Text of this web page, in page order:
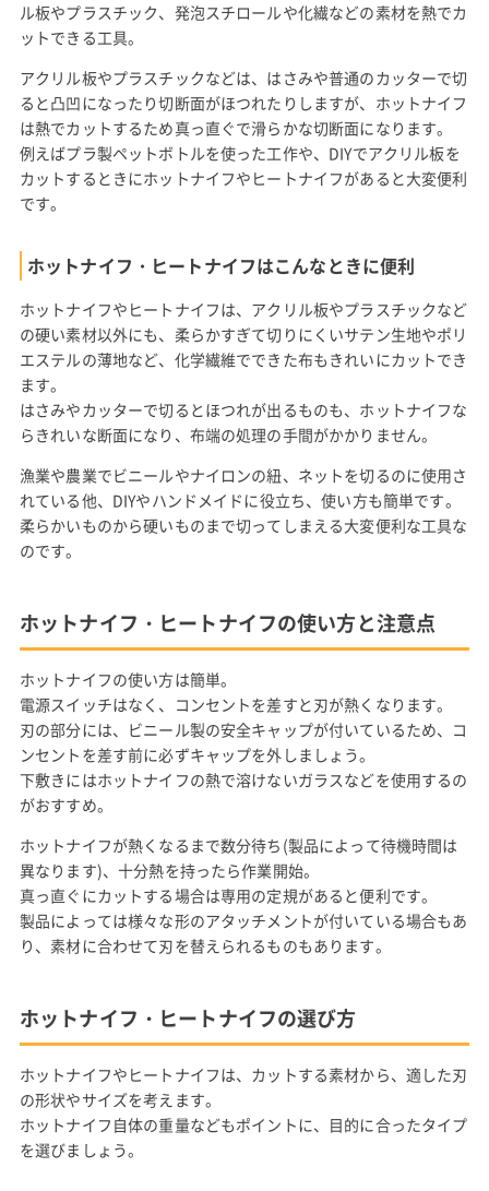
ル板やプラスチック、発泡スチロールや化繊などの素材を熱でカ
ットできる工具。
アクリル板やプラスチックなどは、はさみや普通のカッターで切
ると凸凹になったり切断面がほつれたりしますが、ホットナイフ
は熱でカットするため真っ直ぐで滑らかな切断面になります。
例えばプラ製ペットボトルを使った工作や、DIYでアクリル板を
カットするときにホットナイフやヒートナイフがあると大変便利
です。
ホットナイフ・ヒートナイフはこんなときに便利
ホットナイフやヒートナイフは、アクリル板やプラスチックなど
の硬い素材以外にも、柔らかすぎて切りにくいサテン生地やポリ
エステルの薄地など、化学繊維でできた布もきれいにカットでき
ます。
はさみやカッターで切るとほつれが出るものも、ホットナイフな
らきれいな断面になり、布端の処理の手間がかかりません。
漁業や農業でビニールやナイロンの紐、ネットを切るのに使用さ
れている他、DIYやハンドメイドに役立ち、使い方も簡単です。
柔らかいものから硬いものまで切ってしまえる大変便利な工具な
のです。
ホットナイフ・ヒートナイフの使い方と注意点
ホットナイフの使い方は簡単。
電源スイッチはなく、コンセントを差すと刃が熱くなります。
刃の部分には、ビニール製の安全キャップが付いているため、コ
ンセントを差す前に必ずキャップを外しましょう。
下敷きにはホットナイフの熱で溶けないガラスなどを使用するの
がおすすめ。
ホットナイフが熱くなるまで数分待ち(製品によって待機時間は
異なります)、十分熱を持ったら作業開始。
真っ直ぐにカットする場合は専用の定規があると便利です。
製品によっては様々な形のアタッチメントが付いている場合もあ
り、素材に合わせて刃を替えられるものもあります。
ホットナイフ・ヒートナイフの選び方
ホットナイフやヒートナイフは、カットする素材から、適した刃
の形状やサイズを考えます。
ホットナイフ自体の重量などもポイントに、目的に合ったタイプ
を選びましょう。